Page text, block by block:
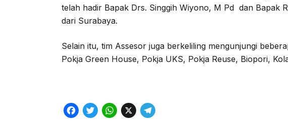
telah hadir Bapak Drs. Singgih Wiyono, M Pd dan Bapak
dari Surabaya.
Selain itu, tim Assesor juga berkeliling mengunjungi
Pokja Green House, Pokja UKS, Pokja Reuse, Biopori,
F
T
W
X
T